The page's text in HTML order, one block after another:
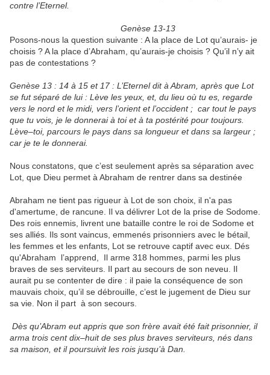
contre l’Eternel.
Genèse 13-13
Posons-nous la question suivante : A la place de Lot qu’aurais- je
choisis ? A la place d’Abraham, qu’aurais-je choisis ? Qu’il n’y ait
pas de contestations ?
Genèse 13 : 14 à 15 et 17 : L’Eternel dit à Abram, après que Lot
se fut séparé de lui : Lève les yeux, et, du lieu où tu es, regarde
vers le nord et le midi, vers l’orient et l’occident ; car tout le pays
que tu vois, je le donnerai à toi et à ta postérité pour toujours.
Lève–toi, parcours le pays dans sa longueur et dans sa largeur ;
car je te le donnerai.
Nous constatons, que c’est seulement après sa séparation avec
Lot, que Dieu permet à Abraham de rentrer dans sa destinée
Abraham ne tient pas rigueur à Lot de son choix, il n'a pas
d'amertume, de rancune. Il va délivrer Lot de la prise de Sodome.
Des rois ennemis, livrent une bataille contre le roi de Sodome et
ses alliés. Ils sont vaincus, emmenés prisonniers avec le bétail,
les femmes et les enfants, Lot se retrouve captif avec eux. Dés
qu'Abraham l’apprend, Il arme 318 hommes, parmi les plus
braves de ses serviteurs. Il part au secours de son neveu. Il
aurait pu se contenter de dire : il paie la conséquence de son
mauvais choix, qu’il se débrouille, c’est le jugement de Dieu sur
sa vie. Non il part à son secours.
Dès qu’Abram eut appris que son frère avait été fait prisonnier, il
arma trois cent dix–huit de ses plus braves serviteurs, nés dans
sa maison, et il poursuivit les rois jusqu’à Dan.